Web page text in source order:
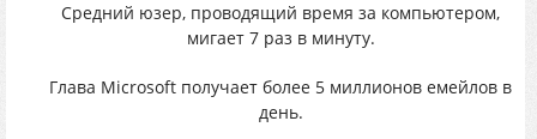
Средний юзер, проводящий время за компьютером,
мигает 7 раз в минуту.
Глава Microsoft получает более 5 миллионов емейлов в
день.